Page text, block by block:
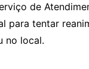
de
para tentar
no local.